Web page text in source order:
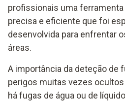
profissionais uma
precisa e eficiente que foi
desenvolvida para enfrentar
áreas.
A importância da deteção de
perigos muitas vezes
há fugas de água ou de